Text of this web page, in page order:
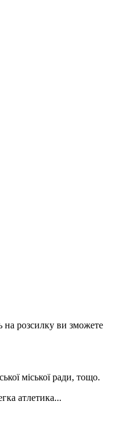
на розсилку ви зможете
міської ради, тощо.
атлетика...